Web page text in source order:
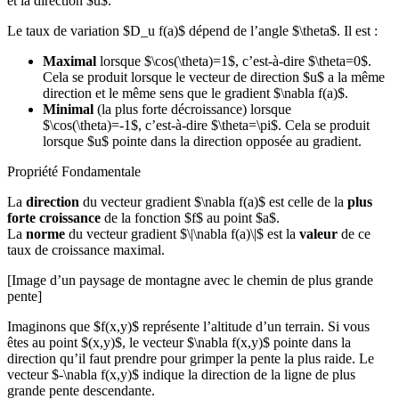
Le taux de variation $D_u f(a)$ dépend de l’angle $\theta$. Il est :
Maximal lorsque $\cos(\theta)=1$, c’est-à-dire $\theta=0$.
Cela se produit lorsque le vecteur de direction $u$ a la même
direction et le même sens que le gradient $\nabla f(a)$.
Minimal (la plus forte décroissance) lorsque
$\cos(\theta)=-1$, c’est-à-dire $\theta=\pi$. Cela se produit
lorsque $u$ pointe dans la direction opposée au gradient.
Propriété Fondamentale
La direction du vecteur gradient $\nabla f(a)$ est celle de la plus
forte croissance de la fonction $f$ au point $a$.
La norme du vecteur gradient $\|\nabla f(a)\|$ est la valeur de ce
taux de croissance maximal.
[Image d’un paysage de montagne avec le chemin de plus grande
pente]
Imaginons que $f(x,y)$ représente l’altitude d’un terrain. Si vous
êtes au point $(x,y)$, le vecteur $\nabla f(x,y)$ pointe dans la
direction qu’il faut prendre pour grimper la pente la plus raide. Le
vecteur $-\nabla f(x,y)$ indique la direction de la ligne de plus
grande pente descendante.